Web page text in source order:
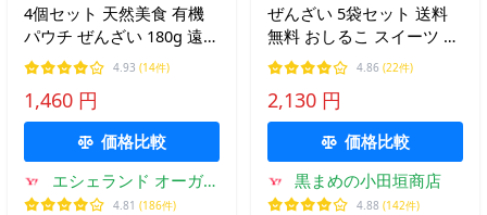
4個セット 天然美食 有機
パウチ ぜんざい 180g 遠藤
製飴 オーガニック 和菓子
デザート 甘さ控えめ 製菓
材料 おしるこ 無添加 和ス
イーツ 保存に便利 パウチ
4.93 (14件)
1,460 円
価格比較
エシェランド オーガニ
ック
4.81 (186件)
ぜんざい 5袋セット 送料
無料 おしるこ スイーツ レ
トルト 丹波大納言小豆
100% 国産 ネコポス 同梱
不可 小田垣商店 公式通販
4.86 (22件)
2,130 円
価格比較
黒まめの小田垣商店
4.88 (142件)